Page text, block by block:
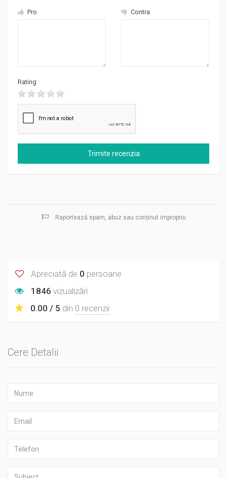
Pro Contra
Rating
Raportează spam, abuz sau conținut impropriu
Apreciată de 0 persoane
1846 vizualizări
0.00 / 5 din 0 recenzii
Cere Detalii